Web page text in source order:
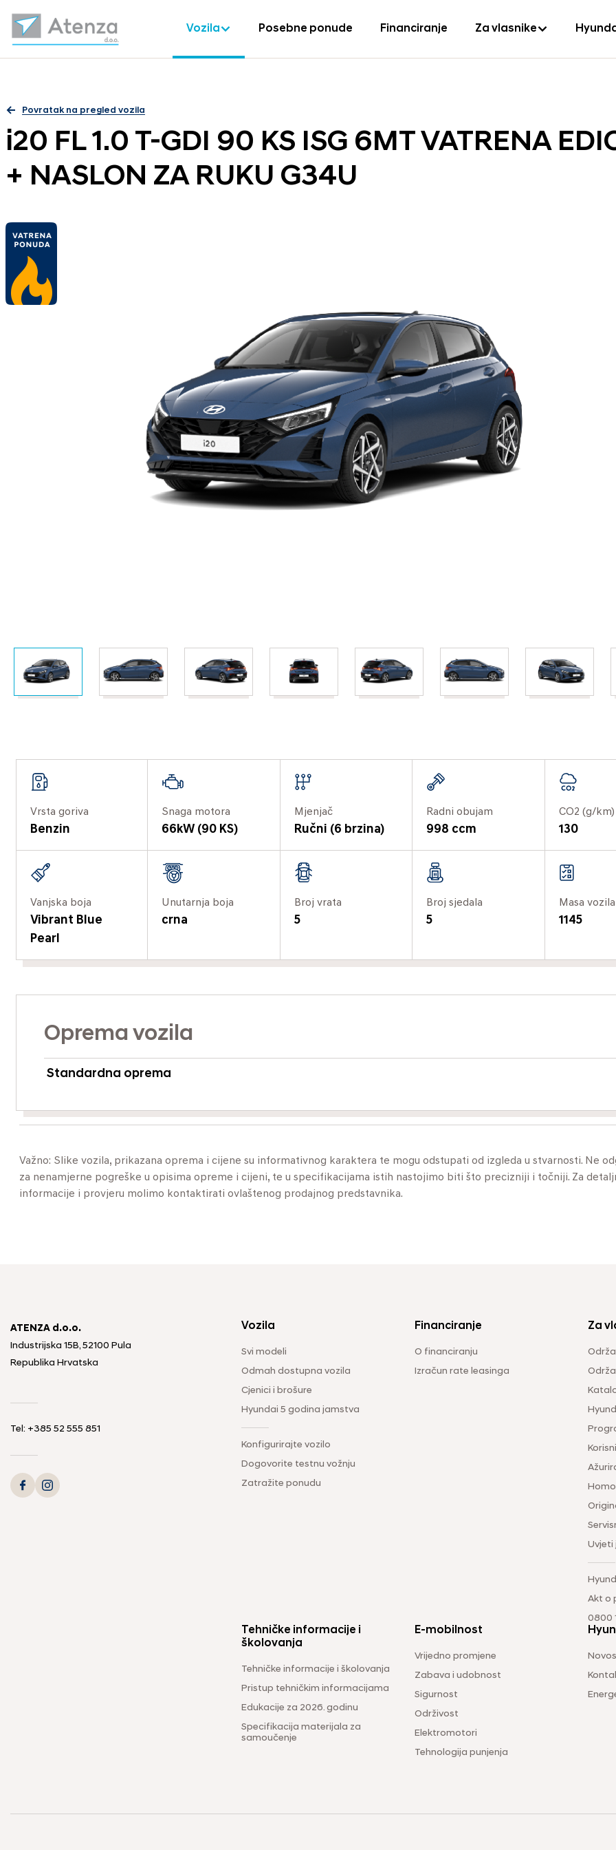
Vozila Posebne ponude Financiranje Za vlasnike
Povratak na pregled vozila
i20 FL 1.0 T-GDI 90 KS ISG 6MT VATRENA
+ NASLON ZA RUKU G34U
Vrsta goriva
Benzin
Snaga motora
66kW (90 KS)
Mjenjač
Ručni (6 brzina)
Radni obujam
998 ccm
CO2 (g/km)
130
Vanjska boja
Vibrant Blue
Pearl
Unutarnja boja
crna
Broj vrata
5
Broj sjedala
5
Masa
1145
Oprema vozila
Standardna oprema
Važno: Slike vozila, prikazana oprema i cijene su informativnog karaktera te mogu odstupati od izgleda u stvarnosti. Ne
za nenamjerne pogreške u opisima opreme i cijeni, te u specifikacijama istih nastojimo biti što precizniji i točniji. Za
informacije i provjeru molimo kontaktirati ovlaštenog prodajnog predstavnika.
ATENZA d.o.o.
Industrijska 15B, 52100 Pula
Republika Hrvatska
Tel: +385 52 555 851
Vozila
Svi modeli
Odmah dostupna vozila
Cjenici i brošure
Hyundai 5 godina jamstva
Konfigurirajte vozilo
Dogovorite testnu vožnju
Zatražite ponudu
Financiranje
O financiranju
Izračun rate leasinga
Za
Uvjeti
Akt o
0800
Tehničke informacije i
školovanja
Tehničke informacije i školovanja
Pristup tehničkim informacijama
Edukacije za 2026. godinu
Specifikacija materijala za
samoučenje
E-mobilnost
Vrijedno promjene
Zabava i udobnost
Sigurnost
Održivost
Elektromotori
Tehnologija punjenja